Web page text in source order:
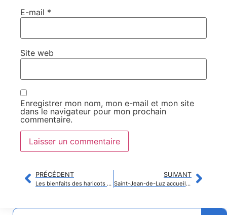
E-mail *
Site web
Enregistrer mon nom, mon e-mail et mon site
dans le navigateur pour mon prochain
commentaire.
PRÉCÉDENT
Les bienfaits des haricots verts sur la santé : tout ce que vous devez savoir
SUIVANT
Saint-Jean-de-Luz accueillera le ministre de la Santé pour discuter de l’avenir de la polyclinique